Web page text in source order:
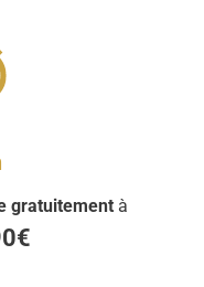
gratuitement à